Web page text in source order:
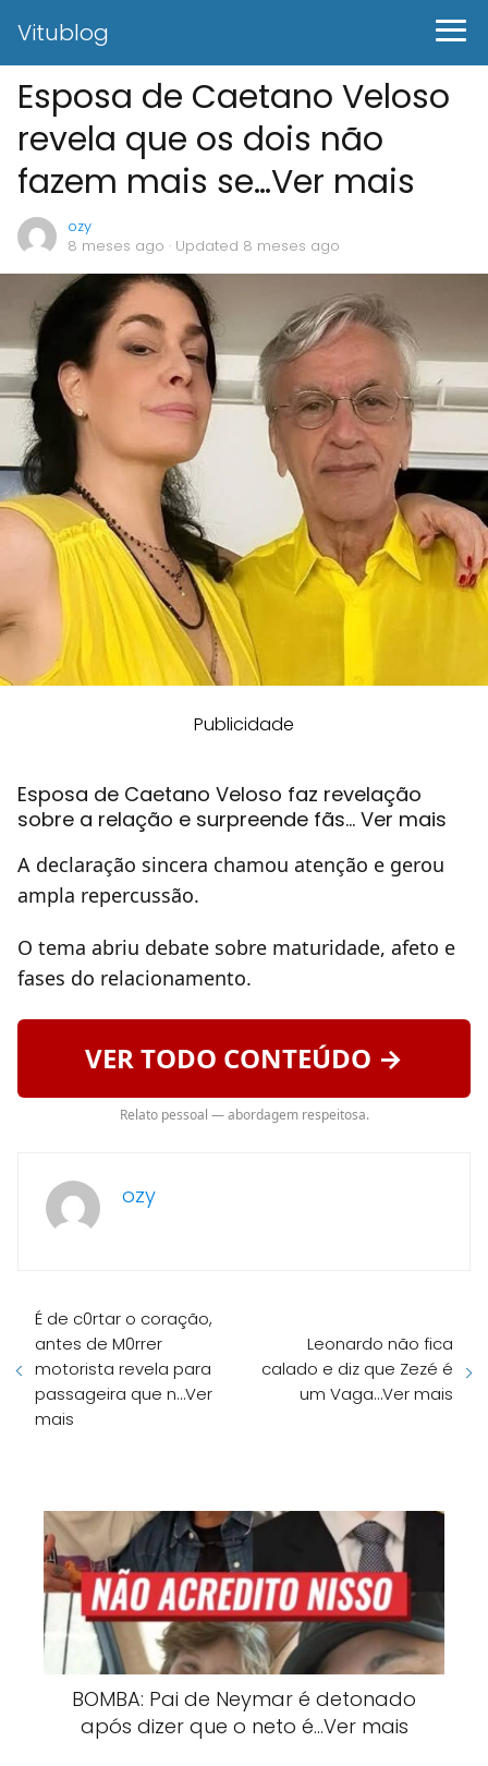
Vitublog
Esposa de Caetano Veloso
revela que os dois não
fazem mais se…Ver mais
ozy
8 meses ago · Updated 8 meses ago
Publicidade
Esposa de Caetano Veloso faz revelação
sobre a relação e surpreende fãs… Ver mais
A declaração sincera chamou atenção e gerou
ampla repercussão.
O tema abriu debate sobre maturidade, afeto e
fases do relacionamento.
VER TODO CONTEÚDO →
Relato pessoal — abordagem respeitosa.
ozy
É de c0rtar o coração,
antes de M0rrer
motorista revela para
passageira que n…Ver
mais
Leonardo não fica
calado e diz que Zezé é
um Vaga…Ver mais
BOMBA: Pai de Neymar é detonado
após dizer que o neto é…Ver mais